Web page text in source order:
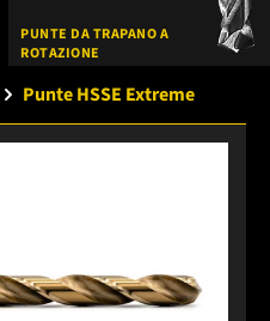
PUNTE DA TRAPANO A
ROTAZIONE
Punte HSSE Extreme